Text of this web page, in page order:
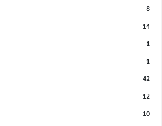
8
14
1
1
42
12
10